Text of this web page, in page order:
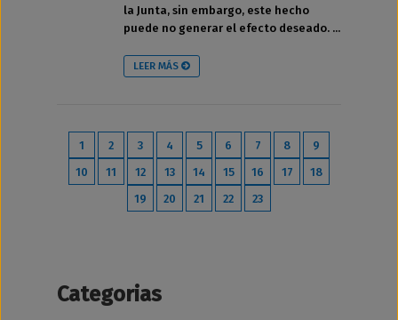
la Junta, sin embargo, este hecho
puede no generar el efecto deseado. ...
LEER MÁS
1 2 3 4 5 6 7 8
9
10
11 12 13 14 15 16 17
18
19
20 21 22 23
Categorias